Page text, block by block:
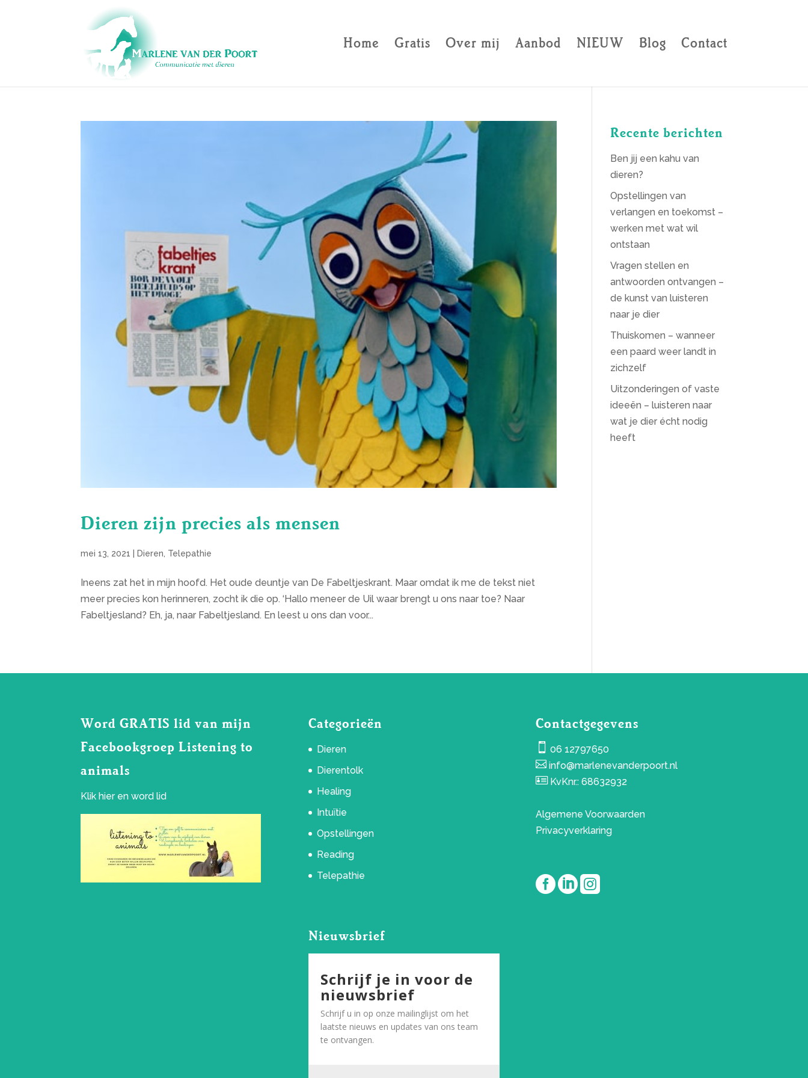
Home Gratis Over mij Aanbod NIEUW Blog Contact
Dieren zijn precies als mensen
mei 13, 2021 |Dieren Telepathie
Ineens zat het in mijn hoofd. Het oude deuntje van De Fabeltjeskrant. Maar omdat ik me de tekst niet
meer precies kon herinneren, zocht ik die op. ‘Hallo meneer de Uil waar brengt u ons naar toe? Naar
Fabeltjesland? Eh, ja, naar Fabeltjesland. En leest u ons dan voor...
Recente berichten
Ben jij een kahu van
dieren?
Opstellingen van
verlangen en toekomst –
werken met wat wil
ontstaan
Vragen stellen en
antwoorden ontvangen –
de kunst van luisteren
naar je dier
Thuiskomen – wanneer
een paard weer landt in
zichzelf
Uitzonderingen of vaste
ideeën – luisteren naar
wat je dier écht nodig
heeft
Word GRATIS lid van mijn
Facebookgroep Listening to
animals
Klikhieren word lid
Categorieën
Dieren
Dierentolk
Healing
Intuïtie
Opstellingen
Reading
Telepathie
Nieuwsbrief
Schrijf je in voor de
nieuwsbrief
Schrijf u in op onze mailinglijst om het
laatste nieuws en updates van ons team
te ontvangen.
Contactgegevens
 06 12797650
 info@marlenevanderpoort.nl
KvKnr.: 68632932
Algemene Voorwaarden
Privacyverklaring
 